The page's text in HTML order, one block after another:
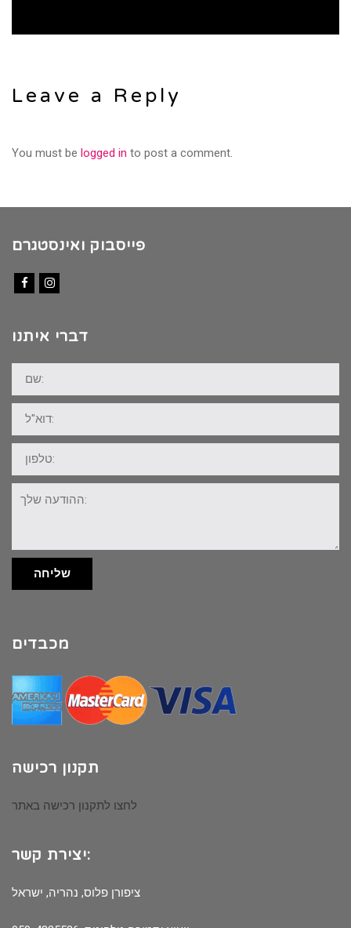
Leave a Reply
You must be logged in to post a comment.
פייסבוק ואינסטגרם
דברי איתנו
שם:
דוא"ל:
טלפון:
ההודעה
שלך:
שליחה
מכבדים
תקנון רכישה
לחצו לתקנון רכישה באתר
יצירת קשר:
ציפורן פלוס, נהריה, ישראל